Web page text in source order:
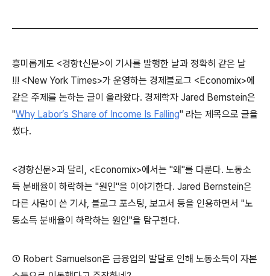
흥미롭게도 <경향t신문>이 기사를 발행한 날과 정확히 같은 날
!!! <New York Times>가 운영하는 경제블로그 <Economix>에
같은 주제를 논하는 글이 올라왔다. 경제학자 Jared Bernstein은
"Why Labor’s Share of Income Is Falling" 라는 제목으로 글을
썼다.
<경향신문>과 달리, <Economix>에서는 "왜"를 다룬다. 노동소
득 분배율이 하락하는 "원인"을 이야기한다. Jared Bernstein은
다른 사람이 쓴 기사, 블로그 포스팅, 보고서 등을 인용하면서 "노
동소득 분배율이 하락하는 원인"을 탐구한다.
① Robert Samuelson은 금융업의 발달로 인해 노동소득이 자본